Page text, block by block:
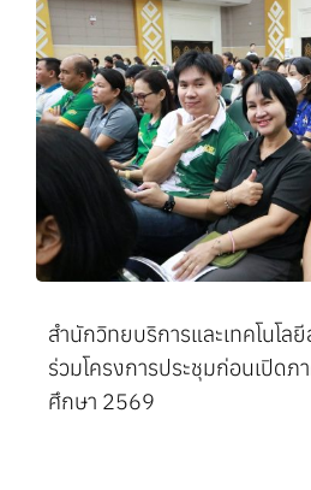
สำนักวิทยบริการและเทคโนโลยี
ร่วมโครงการประชุมก่อนเปิดภ
ศึกษา 2569